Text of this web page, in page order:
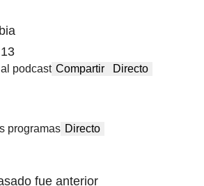
al podcast Compartir Directo
programas Directo
fue anterior